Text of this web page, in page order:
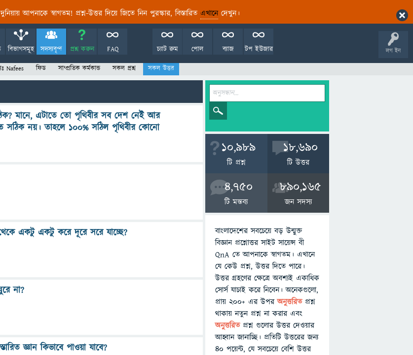
দুনিয়ায় আপনাকে স্বাগতম! প্রশ্ন-উত্তর দিয়ে জিতে নিন পুরস্কার, বিস্তারিত এখানেদেখুন।
লগ ইন
বিভাগসমূহ সদস্যবৃন্দ প্রশ্ন করুন FAQ টপ ইউজার
ব্যাজ
পোল
চ্যাট রুম
Nafees ফিড সাম্প্রতিক কর্মকান্ড সকল প্রশ্ন সকল উত্তর
মানে, এটাতে তো পৃথিবীর সব দেশ নেই আর
নয়। তাহলে ১০০% সঠিল পৃথিবীর কোনো
একটু একটু করে দূরে সরে যাচ্ছে?
না?
জ্ঞান কিভাবে পাওয়া যাবে?
10,989
টি প্রশ্ন
18,690
টি উত্তর
4,750
টি মন্তব্য
890,165
জন সদস্য
বাংলাদেশের সবচেয়ে বড় উন্মুক্ত
বিজ্ঞান প্রশ্নোত্তর সাইট সায়েন্স বী
QnA তে আপনাকে স্বাগতম। এখানে
যে কেউ প্রশ্ন, উত্তর দিতে পারে।
উত্তর গ্রহণের ক্ষেত্রে অবশ্যই একাধিক
সোর্স যাচাই করে নিবেন। অনেকগুলো,
প্রায় ২০০+ এর উপরঅনুত্তরিতপ্রশ্ন
থাকায় নতুন প্রশ্ন না করার এবং
অনুত্তরিত প্রশ্ন গুলোর উত্তর দেওয়ার
আহ্বান জানাচ্ছি। প্রতিটি উত্তরের জন্য
৪০ পয়েন্ট, যে সবচেয়ে বেশি উত্তর